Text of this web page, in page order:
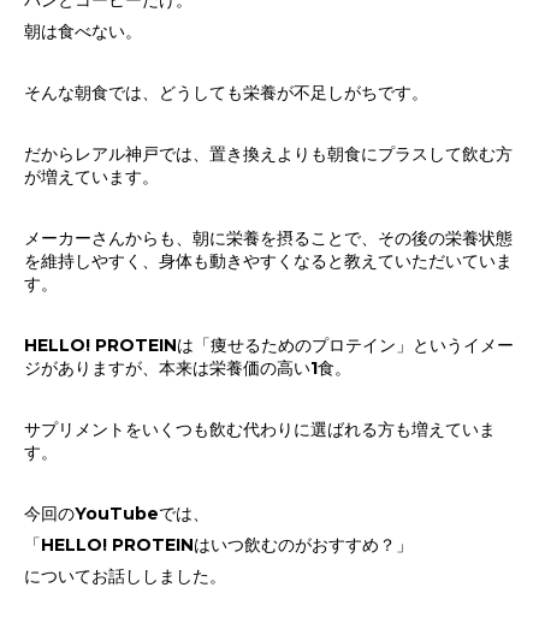
朝は食べない。
そんな朝食では、どうしても栄養が不足しがちです。
だからレアル神戸では、置き換えよりも朝食にプラスして飲む方
が増えています。
メーカーさんからも、朝に栄養を摂ることで、その後の栄養状態
を維持しやすく、身体も動きやすくなると教えていただいていま
す。
HELLO! PROTEINは「痩せるためのプロテイン」というイメー
ジがありますが、本来は栄養価の高い1食。
サプリメントをいくつも飲む代わりに選ばれる方も増えていま
す。
今回のYouTubeでは、
「HELLO! PROTEINはいつ飲むのがおすすめ？」
についてお話ししました。